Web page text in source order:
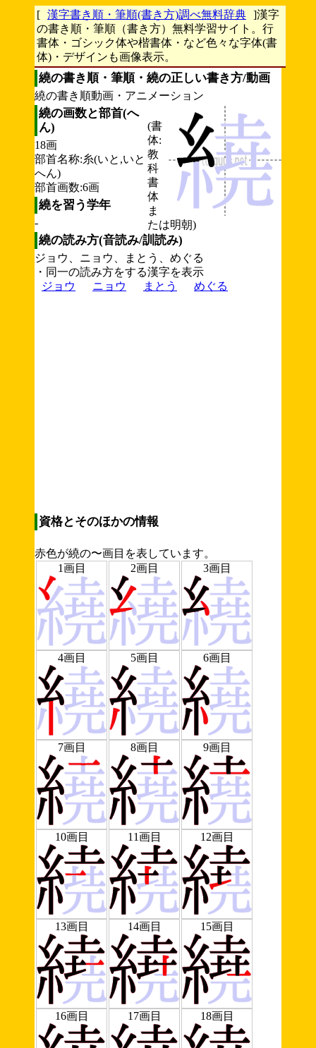
[ 漢字書き順・筆順(書き方)調べ無料辞典 ]漢字
の書き順・筆順（書き方）無料学習サイト。行
書体・ゴシック体や楷書体・など色々な字体(書
体)・デザインも画像表示。
繞の書き順・筆順・繞の正しい書き方/動画
繞の書き順動画・アニメーション
(書
体:
教
科
書
体
ま
たは明朝)
繞の画数と部首(へ
ん)
18画
部首名称:糸(いと,いと
へん)
部首画数:6画
繞を習う学年
-
繞の読み方(音読み/訓読み)
ジョウ、ニョウ、まとう、めぐる
・同一の読み方をする漢字を表示
ジョウ
ニョウ まとう めぐる
資格とそのほかの情報
赤色が繞の〜画目を表しています。
1画目
2画目 3画目
4画目 5画目 6画目
7画目 8画目 9画目
10画目 11画目 12画目
13画目 14画目 15画目
16画目 17画目 18画目